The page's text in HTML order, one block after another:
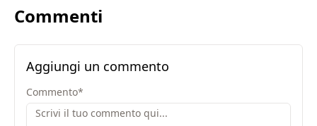
Commenti
Aggiungi un commento
Commento*